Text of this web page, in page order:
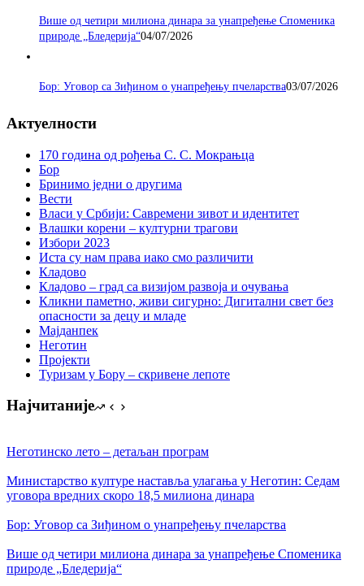
Више од четири милиона динара за унапређење Споменика
природе „Бледерија“04/07/2026
Бор: Уговор са Зиђином о унапређењу пчеларства03/07/2026
Актуелности
170 година од рођења С. С. Мокрањца
Бор
Бринимо једни о другима
Вести
Власи у Србији: Савремени зивот и идентитет
Влашки корени – културни трагови
Избори 2023
Иста су нам права иако смо различити
Кладово
Кладово – град са визијом развоја и очувања
Кликни паметно, живи сигурно: Дигитални свет без
опасности за децу и младе
Мајданпек
Неготин
Пројекти
Туризам у Бору – скривене лепоте
Најчитаније
Неготинско лето – детаљан програм
Министарство културе наставља улагања у Неготин: Седам
уговора вредних скоро 18,5 милиона динара
Бор: Уговор са Зиђином о унапређењу пчеларства
Више од четири милиона динара за унапређење Споменика
природе „Бледерија“